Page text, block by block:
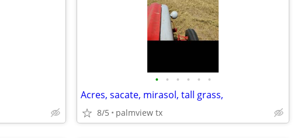
• • • • • •
Acres, sacate, mirasol, tall grass,
8/5 palmview tx